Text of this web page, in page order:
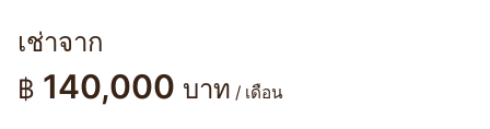
เช่าจาก
฿ 140,000 บาท / เดือน